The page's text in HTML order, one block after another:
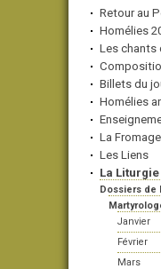
Retour au
Homélies
Les chants
Billets du
Homélies
La
Les Liens
La Liturgie
Dossiers de
Janvier
Février
Mars